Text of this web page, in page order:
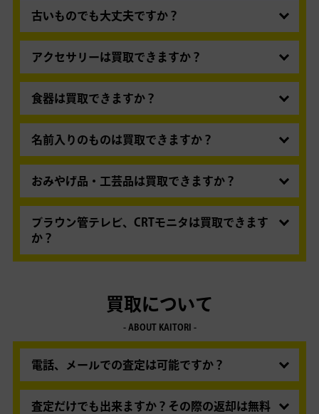
扱い可能なものがございますのでお気軽にお問い
ご使用の状態や、安価な雑貨や消耗品などお取り
扱いできないものもございます。
お取り扱いの可否はこちらより、ご確認いただけ
ます。ご不明な点は、 お問い合わせフォーム
より
りますので、大型商品・重量のある商品は、お取
り扱いできません。（梱包後の3辺の長さの合計
が160cm以内・重量30kg以内まで）
古いものでも大丈夫ですか？
購入から5年以内を目安にお取り扱いいたしてお
ります。本・CD・DVD・ゲームソフトなどは
Amazonに取り扱いがあるものは古くてもお取り
扱いしております。商品毎に定めておりますの
い。
アクセサリーは買取できますか？
金・プラチナ製品のみお取り扱いいたします。
（一般的な雑貨店で販売されているアクセサリー
類はお取り扱いいたしておりません。）
食器は買取できますか？
ブランド食器かつ未使用・箱入りのもののみ、お
取り扱いしております。ご使用済み・もしくは判
別が付かないもの、安価なものはお取り扱いいた
しておりません。
名前入りのものは買取できますか？
ペンや印刷・刺繍でお名前が入ったものはお取り
扱いできません。
おみやげ品・工芸品は買取できますか？
お取り扱いいたしておりません。
ブラウン管テレビ、CRTモニタは買取できます
か？
ブラウン管テレビ・CRTモニタは、お取り扱いい
せんので、到着した場合は、送料着払で返送させ
ていただきます。買取について
- ABOUT KAITORI -
電話、メールでの査定は可能ですか？
電話・メールでの事前のお見積りは行っておりま
せん。商品をお送りいただき買取金額をご案内い
査定だけでも出来ますか？その際の返却は無料